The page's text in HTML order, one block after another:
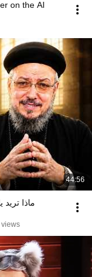
on the AI
44:56
ماذا
views